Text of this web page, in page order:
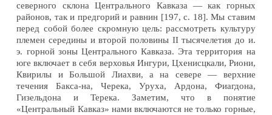
северного склона Центрального Кавказа — как горных
районов, так и предгорий и равнин [197, с. 18]. Мы ставим
перед собой более скромную цель: рассмотреть культуру
племен середины и второй половины II тысячелетия до и.
э. горной зоны Центрального Кавказа. Эта территория на
юге включает в себя верховья Ингури, Цхенисцкали, Риони,
Квирилы и Большой Лиахви, а на севере — верхние
течения Бакса-на, Черека, Уруха, Ардона, Фиагдона,
Гизельдона и Терека. Заметим, что в понятие
«Центральный Кавказ» нами включаются не только горные,